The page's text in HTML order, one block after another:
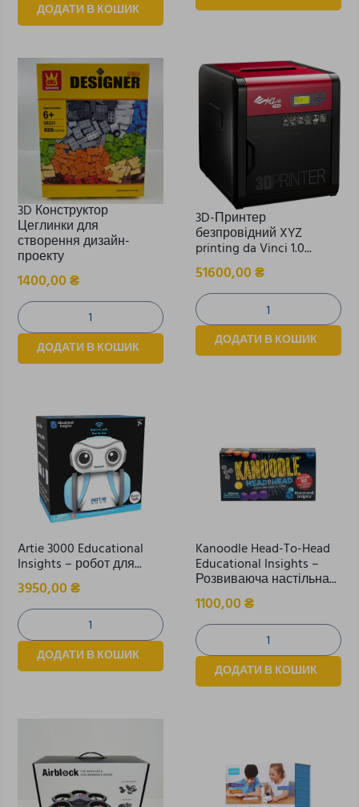
ДОДАТИ В КОШИК
3D Конструктор
Цеглинки для
створення дизайн-
проекту
1400,00₴
ДОДАТИ В КОШИК
3D-Принтер
безпровідний XYZ
printing da Vinci 1.0...
51600,00₴
ДОДАТИ В КОШИК
Artie 3000 Educational
Insights – робот для...
3950,00₴
ДОДАТИ В КОШИК
Kanoodle Head-To-Head
Educational Insights –
Розвиваюча настільна...
1100,00₴
ДОДАТИ В КОШИК